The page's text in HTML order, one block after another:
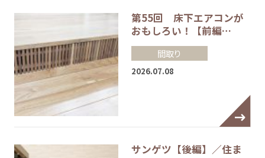
第55回 床下エアコンが
おもしろい！【前編…
間取り
2026.07.08
サンゲツ【後編】／住ま